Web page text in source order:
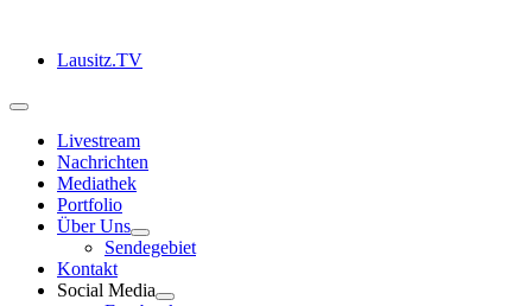
springenLausitz.TV
Toggle
NavigationLivestream
Nachrichten
Mediathek
Portfolio
Über Uns
Sendegebiet
Kontakt
Social Media